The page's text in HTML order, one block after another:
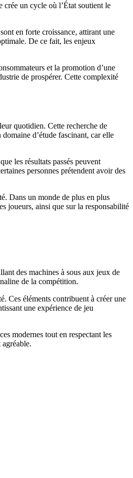
crée un cycle où l’État soutient le
en forte croissance, attirant une
De ce fait, les enjeux
et la promotion d’une
de prospérer. Cette complexité
quotidien. Cette recherche de
d’étude fascinant, car elle
les résultats passés peuvent
personnes prétendent avoir des
Dans un monde de plus en plus
joueurs, ainsi que sur la responsabilité
des machines à sous aux jeux de
de la compétition.
Ces éléments contribuent à créer une
une expérience de jeu
modernes tout en respectant les